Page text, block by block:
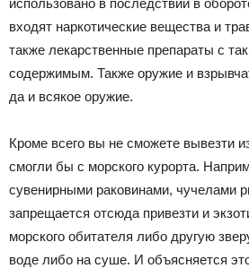
входят наркотические вещества и
также лекарственные препараты с
содержимым. Также оружие и
да и всякое оружие.
Кроме всего вы не сможете вывезти
смогли бы с морского курорта.
сувенирными раковинами, чучелами
запрещается отсюда привезти и
морского обитателя либо другую
воде либо на суше. И объясняется